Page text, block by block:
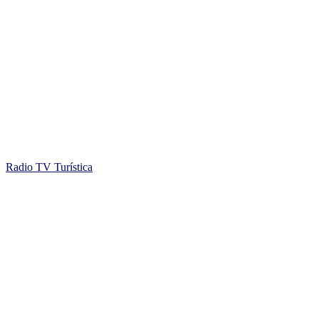
Radio TV Turística